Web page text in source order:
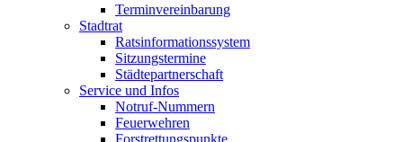
Terminvereinbarung
Stadtrat
Ratsinformationssystem
Sitzungstermine
Städtepartnerschaft
Service und Infos
Notruf-Nummern
Feuerwehren
Forstrettungspunkte